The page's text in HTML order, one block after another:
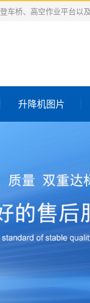
桥、高空作业平台以及
升降机图片